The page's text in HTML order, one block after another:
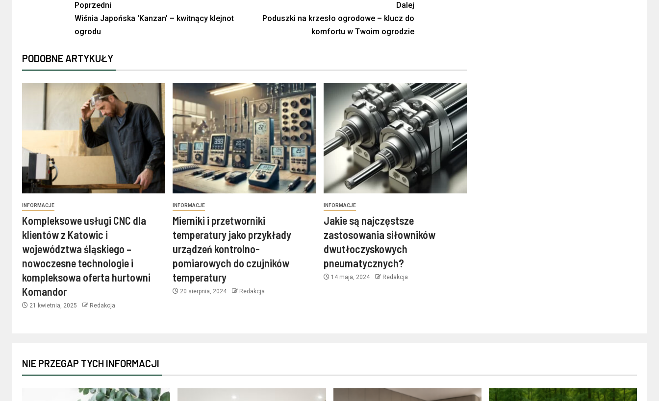
Poprzedni
Wiśnia Japońska 'Kanzan’ – kwitnący klejnot
ogrodu
Dalej
Poduszki na krzesło ogrodowe – klucz do
komfortu w Twoim ogrodzie
PODOBNE ARTYKUŁY
INFORMACJE
Kompleksowe usługi CNC dla
klientów z Katowic i
województwa śląskiego –
nowoczesne technologie i
kompleksowa oferta hurtowni
Komandor
21 kwietnia, 2025 Redakcja
INFORMACJE
Mierniki i przetworniki
temperatury jako przykłady
urządzeń kontrolno-
pomiarowych do czujników
temperatury
20 sierpnia, 2024 Redakcja
INFORMACJE
Jakie są najczęstsze
zastosowania siłowników
dwutłoczyskowych
pneumatycznych?
14 maja, 2024 Redakcja
NIE PRZEGAP TYCH INFORMACJI